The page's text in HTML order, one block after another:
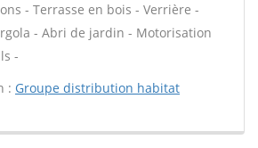
- Terrasse en bois - Verrière -
- Abri de jardin - Motorisation
-
: Groupe distribution habitat